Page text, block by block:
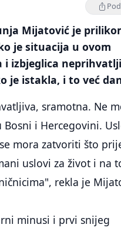
Mijatović je
je situacija u ovom
izbjeglica
je istakla, i to već
sramotna. Ne
i Hercegovini.
mora zatvoriti što
uslovi za život i na
rekla je
minusi i prvi snijeg